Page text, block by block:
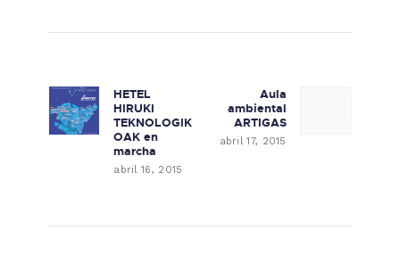
Previous post:
HETEL
HIRUKI
TEKNOLOGIK
OAK en
marcha
abril 16, 2015
Aula
ambiental
ARTIGAS
abril 17, 2015